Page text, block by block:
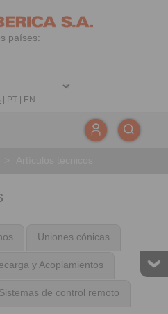
países:
PT| EN
Uniones cónicas
y Acoplamientos
Sistemas de control remoto